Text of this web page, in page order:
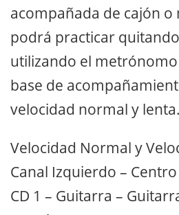
acompañada de cajón
podrá practicar
utilizando el
base de
velocidad normal y lenta.
Velocidad Normal y
Canal Izquierdo –
CD 1 – Guitarra –